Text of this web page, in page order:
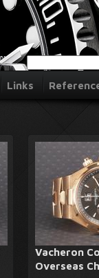
Links
Vacheron
Overseas